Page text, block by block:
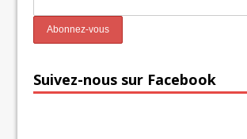
Suivez-nous sur Facebook